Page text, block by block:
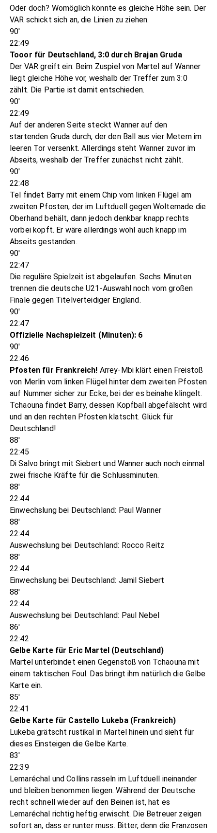
Oder doch? Womöglich könnte es gleiche Höhe sein. Der
VAR schickt sich an, die Linien zu ziehen.
90'
22:49
Tooor für Deutschland, 3:0 durch Brajan Gruda
Der VAR greift ein: Beim Zuspiel von Martel auf Wanner
liegt gleiche Höhe vor, weshalb der Treffer zum 3:0
zählt. Die Partie ist damit entschieden.
90'
22:49
Auf der anderen Seite steckt Wanner auf den
startenden Gruda durch, der den Ball aus vier Metern im
leeren Tor versenkt. Allerdings steht Wanner zuvor im
Abseits, weshalb der Treffer zunächst nicht zählt.
90'
22:48
Tel findet Barry mit einem Chip vom linken Flügel am
zweiten Pfosten, der im Luftduell gegen Woltemade die
Oberhand behält, dann jedoch denkbar knapp rechts
vorbei köpft. Er wäre allerdings wohl auch knapp im
Abseits gestanden.
90'
22:47
Die reguläre Spielzeit ist abgelaufen. Sechs Minuten
trennen die deutsche U21-Auswahl noch vom großen
Finale gegen Titelverteidiger England.
90'
22:47
Offizielle Nachspielzeit (Minuten): 6
90'
22:46
Pfosten für Frankreich! Arrey-Mbi klärt einen Freistoß
von Merlin vom linken Flügel hinter dem zweiten Pfosten
auf Nummer sicher zur Ecke, bei der es beinahe klingelt.
Tchaouna findet Barry, dessen Kopfball abgefälscht wird
und an den rechten Pfosten klatscht. Glück für
Deutschland!
88'
22:45
Di Salvo bringt mit Siebert und Wanner auch noch einmal
zwei frische Kräfte für die Schlussminuten.
88'
22:44
Einwechslung bei Deutschland: Paul Wanner
88'
22:44
Auswechslung bei Deutschland: Rocco Reitz
88'
22:44
Einwechslung bei Deutschland: Jamil Siebert
88'
22:44
Auswechslung bei Deutschland: Paul Nebel
86'
22:42
Gelbe Karte für Eric Martel (Deutschland)
Martel unterbindet einen Gegenstoß von Tchaouna mit
einem taktischen Foul. Das bringt ihm natürlich die Gelbe
Karte ein.
85'
22:41
Gelbe Karte für Castello Lukeba (Frankreich)
Lukeba grätscht rustikal in Martel hinein und sieht für
dieses Einsteigen die Gelbe Karte.
83'
22:39
Lemaréchal und Collins rasseln im Luftduell ineinander
und bleiben benommen liegen. Während der Deutsche
recht schnell wieder auf den Beinen ist, hat es
Lemaréchal richtig heftig erwischt. Die Betreuer zeigen
sofort an, dass er runter muss. Bitter, denn die Franzosen